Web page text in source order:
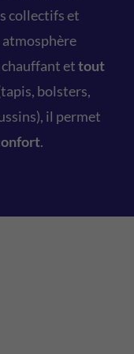
collectifs et
atmosphère
ettout
bolsters,
il permet
.